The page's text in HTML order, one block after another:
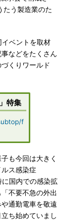
たう製造業のた
ベントを取材
などをたくさん
くりワールド
特集
f
も今回は大きく
ス感染症
に国内での感染拡
不要不急の外出
通勤電車を敬遠
ち始めていまし